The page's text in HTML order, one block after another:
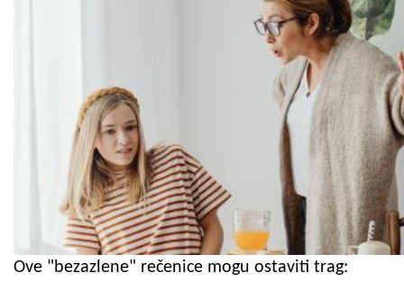
Ove "bezazlene" rečenice mogu ostaviti trag: